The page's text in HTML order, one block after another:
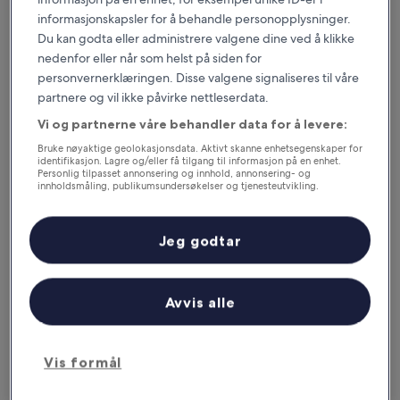
Papumpare Jungle Resort
Papumpare Jungle Resort
Overnattingssted
med
4.0
stjerner
anmeldelse)
6,0/10 (1 anmeldelse)
409 kr
16. aug.–17. aug.
Cygnett Inn Trendz
informasjonskapsler for å behandle personopplysninger.
Du kan godta eller administrere valgene dine ved å klikke
nedenfor eller når som helst på siden for
personvernerklæringen. Disse valgene signaliseres til våre
partnere og vil ikke påvirke nettleserdata.
Vi og partnerne våre behandler data for å levere:
Bruke nøyaktige geolokasjonsdata. Aktivt skanne enhetsegenskaper for
identifikasjon. Lagre og/eller få tilgang til informasjon på en enhet.
Personlig tilpasset annonsering og innhold, annonsering- og
innholdsmåling, publikumsundersøkelser og tjenesteutvikling.
Vis formål
Avvis alle
Jeg godtar